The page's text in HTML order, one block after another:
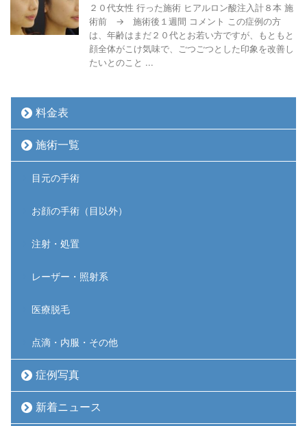
２０代女性 行った施術 ヒアルロン酸注入計８本 施
術前 → 施術後１週間 コメント この症例の方
は、年齢はまだ２０代とお若い方ですが、もともと
顔全体がこけ気味で、ごつごつとした印象を改善し
たいとのこと ...
料金表
施術一覧
目元の手術
お顔の手術（目以外）
注射・処置
レーザー・照射系
医療脱毛
点滴・内服・その他
症例写真
新着ニュース